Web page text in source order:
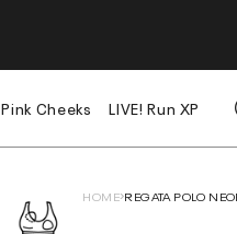
Pink Cheeks LIVE! Run XP
HOME REGATA POLO